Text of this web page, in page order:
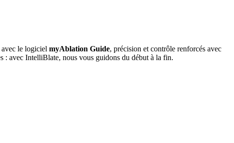
le logiciel myAblation Guide, précision et contrôle renforcés avec
: avec IntelliBlate, nous vous guidons du début à la fin.